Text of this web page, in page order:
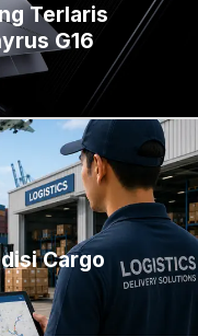
Terlaris
G16
Cargo